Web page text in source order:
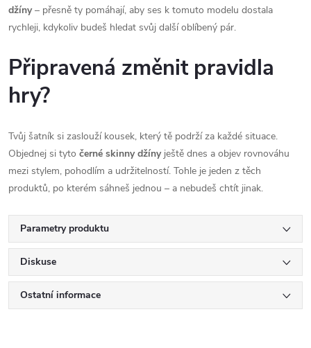
džíny– přesně ty pomáhají, aby ses k tomuto modelu dostala
rychleji, kdykoliv budeš hledat svůj další oblíbený pár.
Připravená změnit pravidla
hry?
Tvůj šatník si zaslouží kousek, který tě podrží za každé situace.
Objednej si tyto černé skinny džínyještě dnes a objev rovnováhu
mezi stylem, pohodlím a udržitelností. Tohle je jeden z těch
produktů, po kterém sáhneš jednou – a nebudeš chtít jinak.
Parametry produktu
Diskuse
Ostatní informace